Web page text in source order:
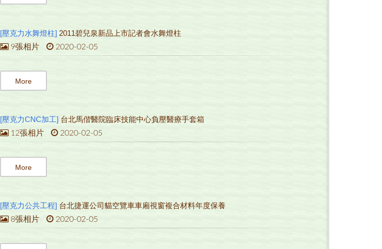
[壓克力水舞燈柱] 2011碧兒泉新品上市記者會水舞燈柱
9張相片 2020-02-05
More
[壓克力CNC加工] 台北馬偕醫院臨床技能中心負壓醫療手套箱
12張相片 2020-02-05
More
[壓克力公共工程] 台北捷運公司貓空覽車車廂視窗複合材料年度保養
8張相片 2020-02-05